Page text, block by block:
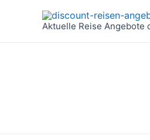
Aktuelle Reise Angebote